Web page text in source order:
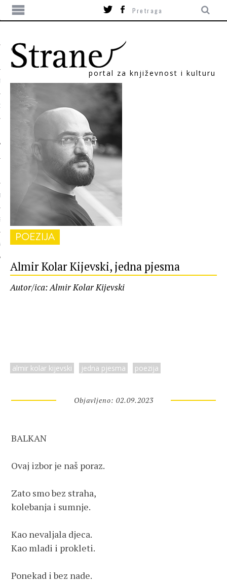
portal za književnost i kulturu
POEZIJA
Almir Kolar Kijevski, jedna pjesma
Autor/ica: Almir Kolar Kijevski
almir kolar kijevski jedna pjesma poezija
Objavljeno: 02.09.2023
BALKAN
Ovaj izbor je naš poraz.
Zato smo bez straha,
kolebanja i sumnje.
Kao nevaljala djeca.
Kao mladi i prokleti.
Ponekad i bez nade.